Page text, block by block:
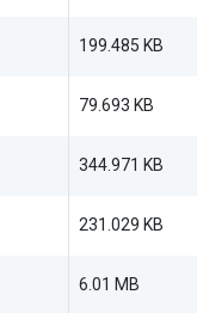
199.485 KB
79.693 KB
344.971 KB
231.029 KB
6.01 MB